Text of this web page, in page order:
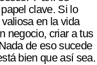
clave. Si lo
en la vida
negocio, criar a tus
de eso sucede
bien que así sea.